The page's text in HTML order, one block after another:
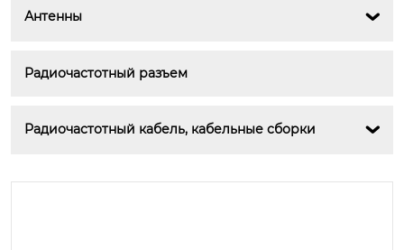
Антенны 
Радиочастотный разъем
Радиочастотный кабель, кабельные сборки 